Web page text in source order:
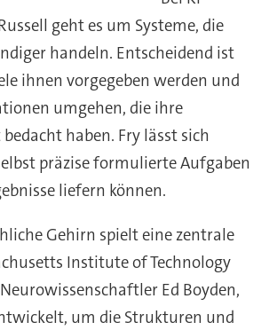
geht es um Systeme, die
handeln. Entscheidend ist
ihnen vorgegeben werden und
umgehen, die ihre
haben. Fry lässt sich
präzise formulierte Aufgaben
liefern können.
Gehirn spielt eine zentrale
Institute of Technology
Ed Boyden,
um die Strukturen und